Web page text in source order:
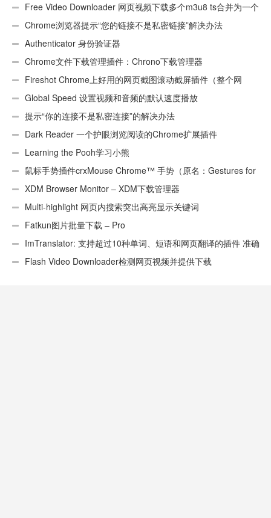
UA)Free Video Downloader 网页视频下载多个m3u8 ts合并为一个
ts文件Chrome浏览器提示“您的链接不是私密链接”解决办法
Authenticator 身份验证器
Chrome文件下载管理插件：Chrono下载管理器
Fireshot Chrome上好用的网页截图滚动截屏插件（整个网
页）Global Speed 设置视频和音频的默认速度播放
提示“你的连接不是私密连接”的解决办法
Dark Reader 一个护眼浏览阅读的Chrome扩展插件
Learning the Pooh学习小熊
鼠标手势插件crxMouse Chrome™ 手势（原名：Gestures for
Chrome(TM)汉化版）
XDM Browser Monitor – XDM下载管理器
Multi-highlight 网页内搜索突出高亮显示关键词
Fatkun图片批量下载 – Pro
ImTranslator: 支持超过10种单词、短语和网页翻译的插件 准确
性不错Flash Video Downloader检测网页视频并提供下载